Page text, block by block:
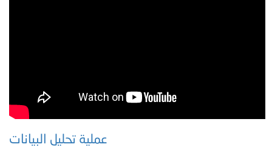
عملية تحليل البيانات